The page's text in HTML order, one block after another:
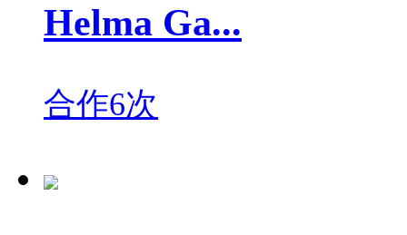
Helma Ga...
合作6次